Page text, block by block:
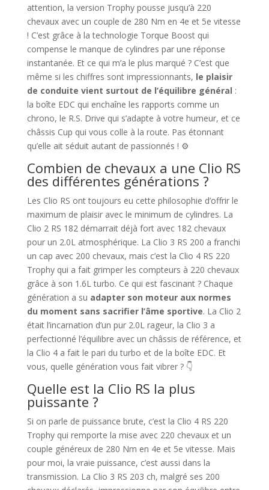
attention, la version Trophy pousse jusqu’à 220
chevaux avec un couple de 280 Nm en 4e et 5e vitesse
! C’est grâce à la technologie Torque Boost qui
compense le manque de cylindres par une réponse
instantanée. Et ce qui m’a le plus marqué ? C’est que
même si les chiffres sont impressionnants, le plaisir
de conduite vient surtout de l’équilibre général :
la boîte EDC qui enchaîne les rapports comme un
chrono, le R.S. Drive qui s’adapte à votre humeur, et ce
châssis Cup qui vous colle à la route. Pas étonnant
qu’elle ait séduit autant de passionnés ! ⚙️
Combien de chevaux a une Clio RS
des différentes générations ?
Les Clio RS ont toujours eu cette philosophie d’offrir le
maximum de plaisir avec le minimum de cylindres. La
Clio 2 RS 182 démarrait déjà fort avec 182 chevaux
pour un 2.0L atmosphérique. La Clio 3 RS 200 a franchi
un cap avec 200 chevaux, mais c’est la Clio 4 RS 220
Trophy qui a fait grimper les compteurs à 220 chevaux
grâce à son 1.6L turbo. Ce qui est fascinant ? Chaque
génération a su adapter son moteur aux normes
du moment sans sacrifier l’âme sportive. La Clio 2
était l’incarnation d’un pur 2.0L rageur, la Clio 3 a
perfectionné l’équilibre avec un châssis de référence, et
la Clio 4 a fait le pari du turbo et de la boîte EDC. Et
vous, quelle génération vous fait vibrer ? 👇
Quelle est la Clio RS la plus
puissante ?
Si on parle de puissance brute, c’est la Clio 4 RS 220
Trophy qui remporte la mise avec 220 chevaux et un
couple généreux de 280 Nm en 4e et 5e vitesse. Mais
pour moi, la vraie puissance, c’est aussi dans la
transmission. La Clio 3 RS 203 ch, malgré ses 200